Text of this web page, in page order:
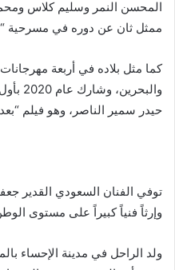
المحسن النمر وسليم كلاس
ممثل ثان عن دوره في مسرحية
كما مثل بلاده في أربعة
حيدر سمير الناصر، وهو فيلم
توفي الفنان السعودي القدير
وإرثاً فنياً كبيراً على مستوى